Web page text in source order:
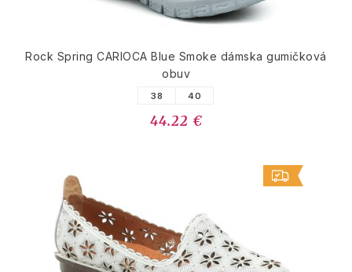
Rock Spring CARIOCA Blue Smoke dámska gumičková
obuv
38 40
44.22 €